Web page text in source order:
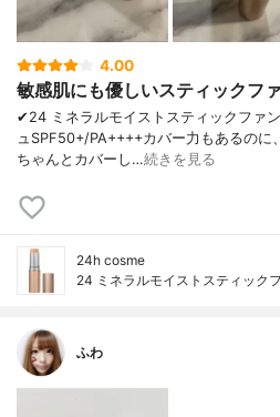
4.00
敏感肌にも優しいスティックフ
✔︎24 ミネラルモイストスティックファ
ュ SPF50+/PA++++ カバー力もあるのに
ちゃんとカバーし…続きを見る
24h cosme
24 ミネラルモイストスティック
ふわ